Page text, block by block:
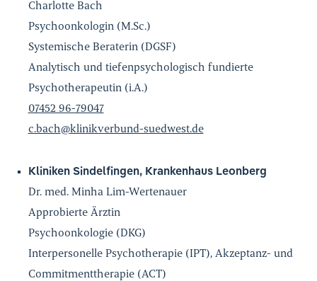
Charlotte Bach
Psychoonkologin (M.Sc.)
Systemische Beraterin (DGSF)
Analytisch und tiefenpsychologisch fundierte
Psychotherapeutin (i.A.)
07452 96-79047
c.bach@klinikverbund-suedwest.de
Kliniken Sindelfingen, Krankenhaus Leonberg
Dr. med. Minha Lim-Wertenauer
Approbierte Ärztin
Psychoonkologie (DKG)
Interpersonelle Psychotherapie (IPT), Akzeptanz- und
Commitmenttherapie (ACT)